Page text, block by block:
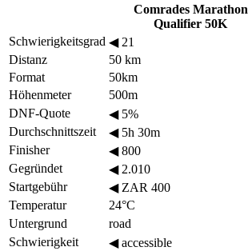
Comrades Marathon
Qualifier 50K
Schwierigkeitsgrad ◀21
Distanz
50 km
Format
50km
Höhenmeter
500m
DNF-Quote
◀5%
Durchschnittszeit
◀5h 30m
Finisher
◀800
Gegründet
◀2.010
Startgebühr
◀ZAR 400
Temperatur
24°C
Untergrund
road
Schwierigkeit
◀accessible